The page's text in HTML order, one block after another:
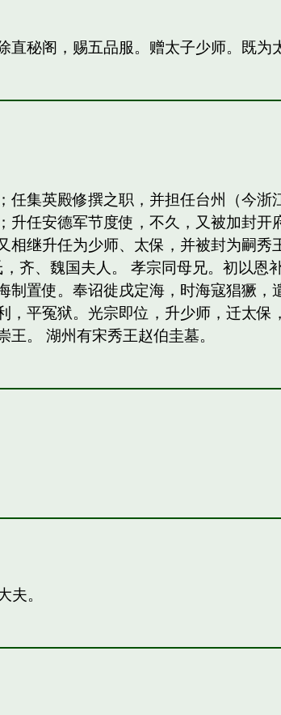
秘阁，赐五品服。赠太子少师。既为
集英殿修撰之职，并担任台州（今
升任安德军节度使，不久，又被加封
继升任为少师、太保，并被封为嗣
、魏国夫人。 孝宗同母兄。初以恩
置使。奉诏徙戌定海，时海寇猖獗，
平冤狱。光宗即位，升少师，迁太
。 湖州有宋秀王赵伯圭墓。
夫。